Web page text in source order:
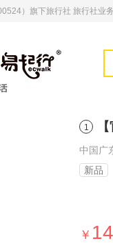
）旗下旅行社 旅行社业
1
中国广
新品
￥